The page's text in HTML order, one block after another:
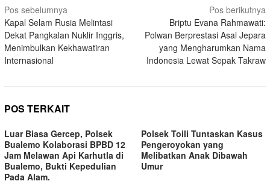
Navigasi
pos
Pos sebelumnya
Kapal Selam Rusia Melintasi
Dekat Pangkalan Nuklir Inggris,
Menimbulkan Kekhawatiran
Internasional
Pos berikutnya
Briptu Evana Rahmawati:
Polwan Berprestasi Asal Jepara
yang Mengharumkan Nama
Indonesia Lewat Sepak Takraw
POS TERKAIT
Luar Biasa Gercep, Polsek
Bualemo Kolaborasi BPBD 12
Jam Melawan Api Karhutla di
Bualemo, Bukti Kepedulian
Pada Alam.
Polsek Toili Tuntaskan Kasus
Pengeroyokan yang
Melibatkan Anak Dibawah
Umur